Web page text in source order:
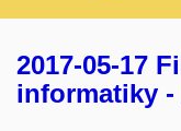
2017-05-17
informatiky -